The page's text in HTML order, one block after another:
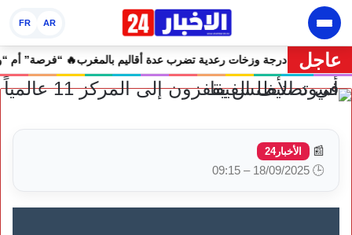
AR
FR
عاجل
موجة حر تصل إلى 47 درجة وزخات رعدية تضرب عدة أقاليم بالمغرب
📰 الأخبار24
🕒 18/09/2025 – 09:15